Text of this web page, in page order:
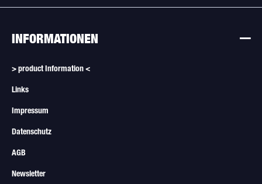
INFORMATIONEN
> product Information <
Links
Impressum
Datenschutz
AGB
Newsletter